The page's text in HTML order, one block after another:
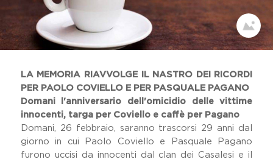
Comunicati Stampa
Premio Artistico Letterario
Premio Nazionale Don Peppe
19 Marzo
Lavora Con Noi
Gallery
LA MEMORIA RIAVVOLGE IL NASTRO DEI RICORDI
PER PAOLO COVIELLO E PER PASQUALE PAGANO
Domani l'anniversario dell'omicidio delle vittime
innocenti, targa per Coviello e caffè per Pagano
Domani, 26 febbraio, saranno trascorsi 29 anni dal
giorno in cui Paolo Coviello e Pasquale Pagano
furono uccisi da innocenti dal clan dei Casalesi e il